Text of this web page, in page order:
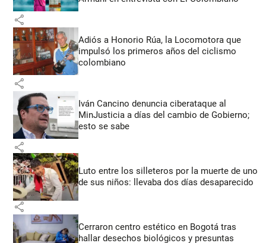
share
Adiós a Honorio Rúa, la Locomotora que
impulsó los primeros años del ciclismo
colombiano
share
Iván Cancino denuncia ciberataque al
MinJusticia a días del cambio de Gobierno;
esto se sabe
share
Luto entre los silleteros por la muerte de uno
de sus niños: llevaba dos días desaparecido
share
Cerraron centro estético en Bogotá tras
hallar desechos biológicos y presuntas